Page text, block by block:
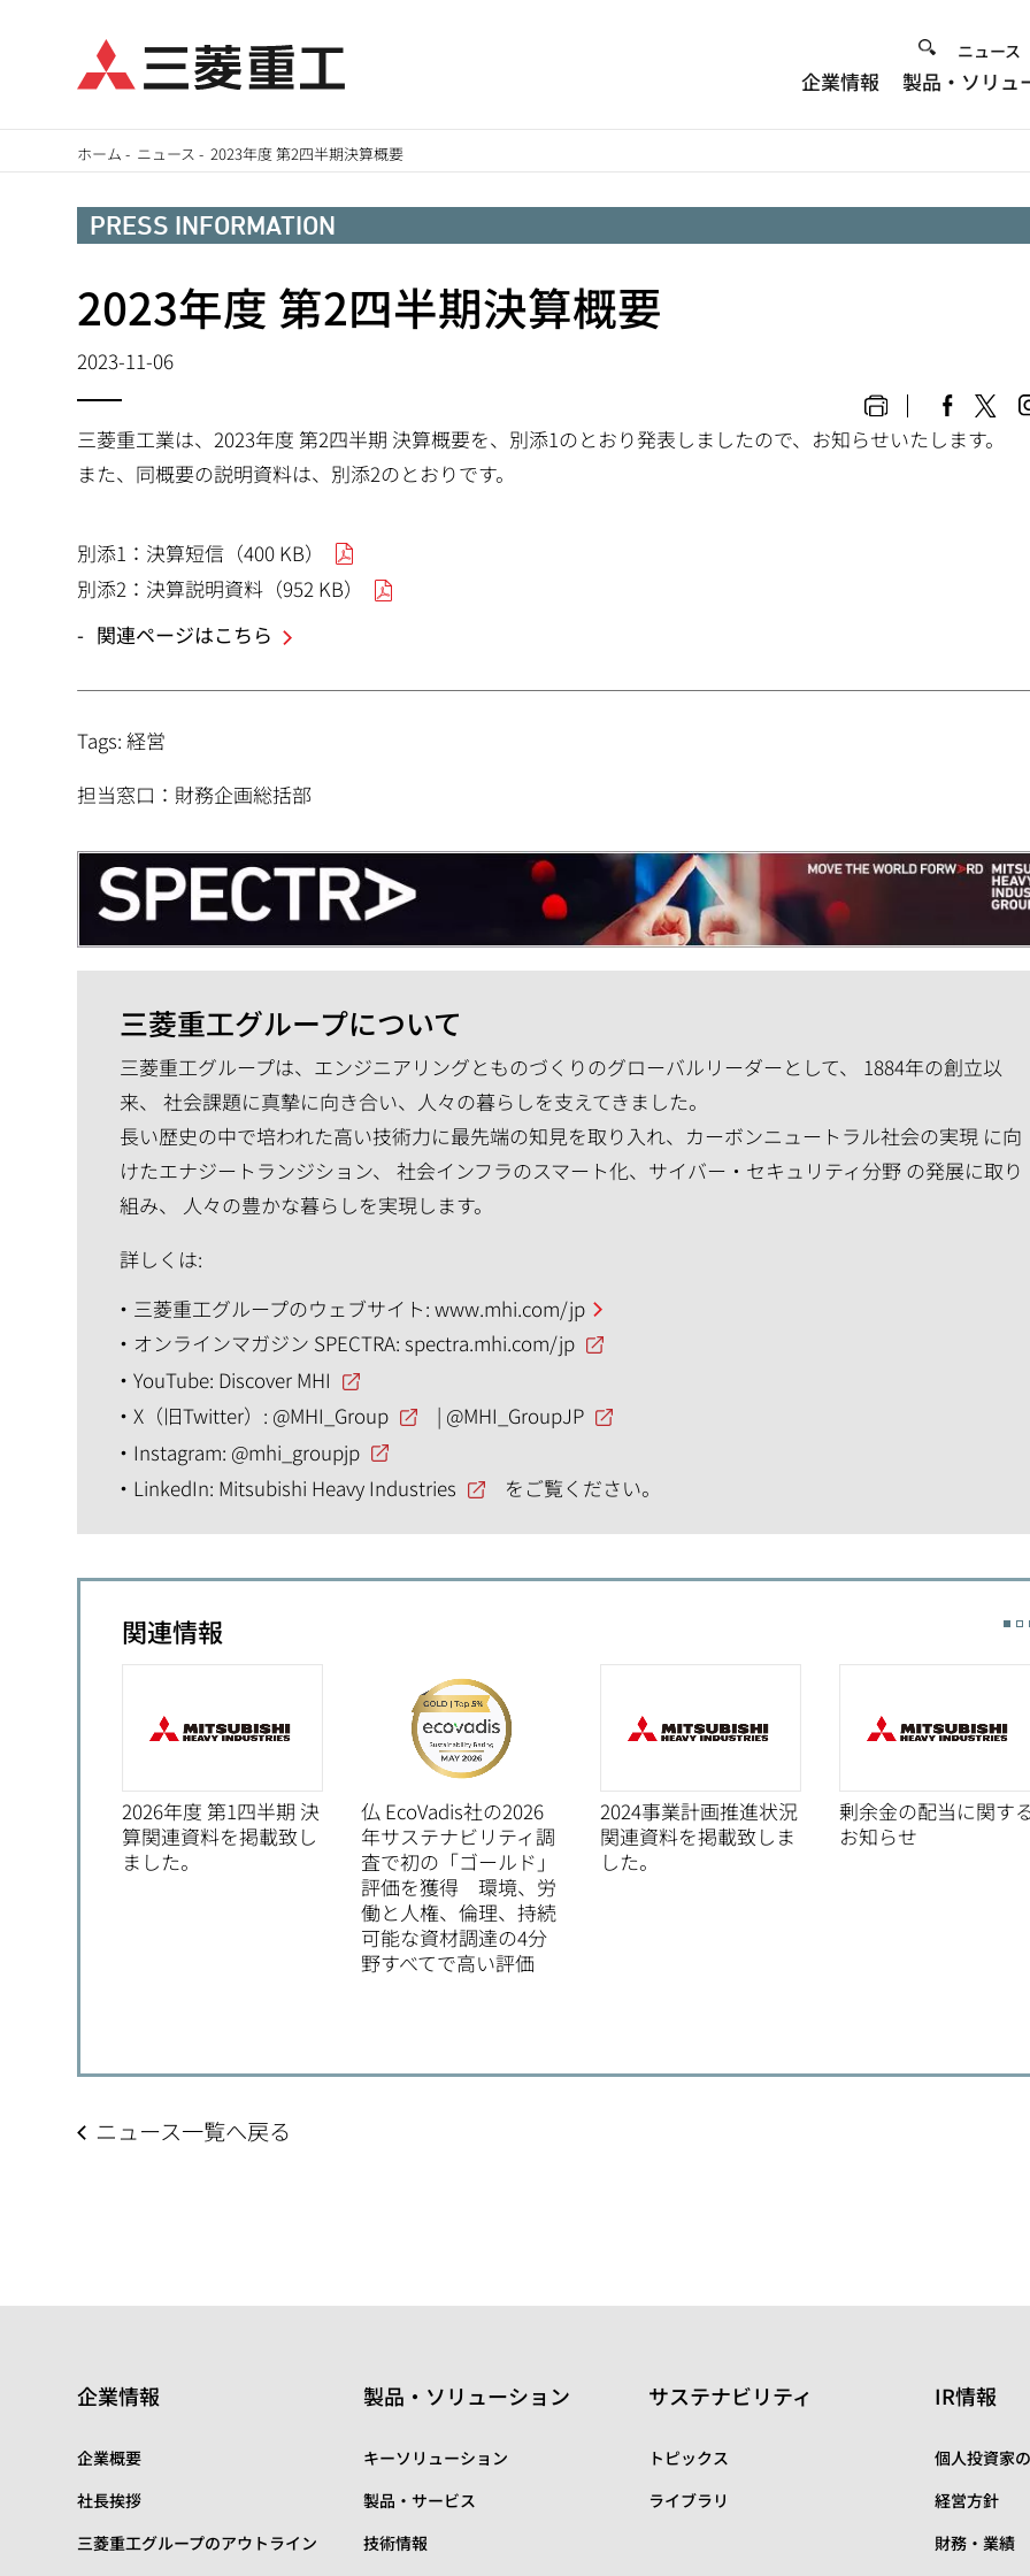
イ
ニュース
企業情報 製品・ソリュ
ホーム - ニュース -2023年度 第2四半期決算概要
PRESS INFORMATION
2023年度 第2四半期決算概要
2023-11-06
三菱重工業は、2023年度 第2四半期 決算概要を、別添1のとおり発表しましたので、お知らせいたします。
また、同概要の説明資料は、別添2のとおりです。
別添1： 決算短信（400 KB）
別添2： 決算説明資料（952 KB）
関連ページはこちら
Tags: 経営
担当窓口：財務企画総括部
三菱重工グループについて
三菱重工グループは、エンジニアリングとものづくりのグローバルリーダーとして、 1884年の創立以
来、 社会課題に真摯に向き合い、人々の暮らしを支えてきました。
長い歴史の中で培われた高い技術力に最先端の知見を取り入れ、カーボンニュートラル社会の実現 に向
けたエナジートランジション、 社会インフラのスマート化、サイバー・セキュリティ分野 の発展に取り
組み、 人々の豊かな暮らしを実現します。
詳しくは:
三菱重工グループのウェブサイト: www.mhi.com/jp
オンラインマガジン SPECTRA: spectra.mhi.com/jp
YouTube: Discover MHI
X（旧Twitter）: @MHI_Group | @MHI_GroupJP
Instagram: @mhi_groupjp
LinkedIn: Mitsubishi Heavy Industries をご覧ください。
関連情報
2026年度 第1四半期 決
算関連資料を掲載致し
ました。
仏 EcoVadis社の2026
年サステナビリティ調
査で初の「ゴールド」
評価を獲得 環境、労
働と人権、倫理、持続
可能な資材調達の4分
野すべてで高い評価
2024事業計画推進状況
関連資料を掲載致しま
した。
剰余金の配当に関す
お知らせ
ニュース一覧へ戻る
企業情報
企業概要
社長挨拶
三菱重工グループのアウトライン
製品・ソリューション
キーソリューション
製品・サービス
技術情報
サステナビリティ
トピックス
ライブラリ
IR情報
個人投資家
経営方針
財務・業績